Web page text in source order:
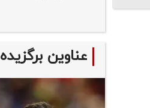
عناوین برگزیده